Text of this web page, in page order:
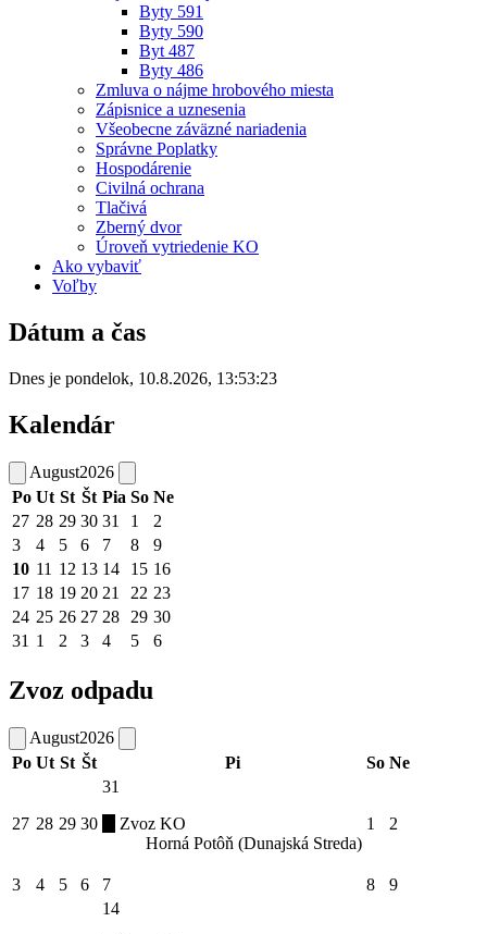
Byty 591
Byty 590
Byt 487
Byty 486
Zmluva o nájme hrobového miesta
Zápisnice a uznesenia
Všeobecne záväzné nariadenia
Správne Poplatky
Hospodárenie
Civilná ochrana
Tlačivá
Zberný dvor
Úroveň vytriedenie KO
Ako vybaviť
Voľby
Dátum a čas
Dnes je pondelok, 10.8.2026, 13:53:23
Kalendár
August2026
Po Ut St Št Pia So Ne
27 28 29 30 31 1
2
3
4 5 6 7 8
9
10 11 12 13 14 15 16
17 18 19 20 21 22 23
24 25 26 27 28 29 30
31 1 2 3 4 5 6
Zvoz odpadu
August2026
Po Ut St Št Pi So Ne
27 28 29 30
31
Zvoz KO
Horná Potôň (Dunajská Streda)
1 2
3 4 5 6 7 8 9
14